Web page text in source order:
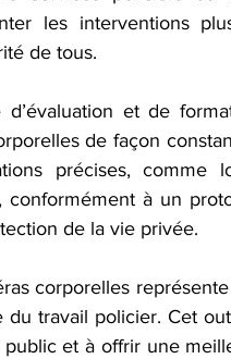
les interventions
de tous.
et de
de façon
précises, comme
conformément à un
de la vie privée.
corporelles
du travail policier. Cet
et à offrir une